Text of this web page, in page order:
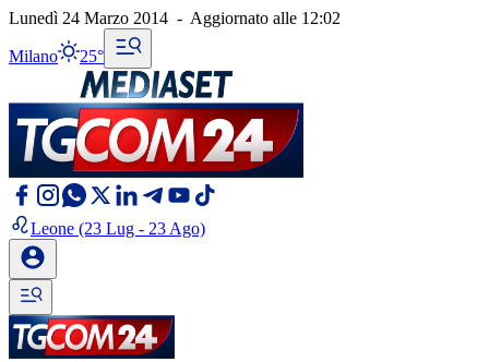
Lunedì 24 Marzo 2014 - Aggiornato alle 12:02
Milano 25°
Leone (23 Lug - 23 Ago)